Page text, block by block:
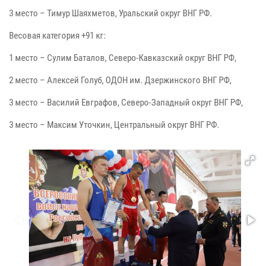
3 место – Тимур Шаяхметов, Уральский округ ВНГ РФ.
Весовая категория +91 кг:
1 место – Сулим Баталов, Северо-Кавказский округ ВНГ РФ,
2 место – Алексей Голуб, ОДОН им. Дзержинского ВНГ РФ,
3 место – Василий Евграфов, Северо-Западный округ ВНГ РФ,
3 место – Максим Уточкин, Центральный округ ВНГ РФ.